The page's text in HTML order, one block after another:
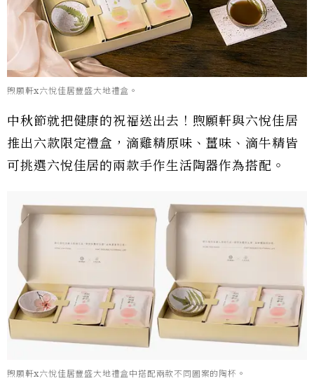
煦願軒x六悅佳居豐盛大地禮盒。
中秋節就把健康的祝福送出去！煦願軒與六悅佳居
推出六款限定禮盒，滴雞精原味、薑味、滴牛精皆
可挑選六悅佳居的兩款手作生活陶器作為搭配。
煦願軒x六悅佳居豐盛大地禮盒中搭配兩款不同圖案的陶杯。